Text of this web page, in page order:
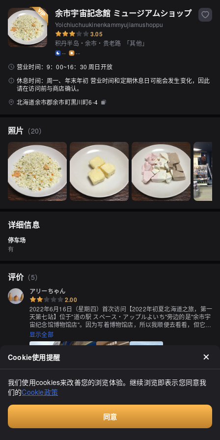
余市宇宙記念館 ミュージアムショップ
Yoichiuchuukinenkammyujiamushoppu
3.05
积丹半岛・余市・贵老路 「其他」
--
--
营业时间： 9：00~16：30 周日开放
休息时间： 周一、年末年初 营业时间和定期休息日可能会发生变化，因此
请在访问前与商店确认。
北海道余市郡余市町黒川町6-4
照片 （20）
详细信息
停车场
有
评价（5）
アリーちゃん
2.00
2022年6月16日（星期四）首次访问【2022年初夏北海道之旅，第一
天第七站】位于"道の駅 スペース・アップルよいち"旁边的是"余市宇
宙纪念馆博物馆店"。因为写着博物馆店，所以我顺便去看看，但它的
装修更接近普通的纪念品商店，让我有点失望。博物馆店的特色是有
超过10种宇宙食品。平常不太容易见到的宇宙食品和余市的特产一起
摆在那里。考虑到有很多对太空感兴趣的客人会来这里，我觉得如果
能多推出一些与太空相关的商品会更好。博物馆店的一角有一个写
着"视错觉之房“Step Trainer”"的奇怪地方。这个地方让人眼花缭乱，
但实际上是一条笔直的道路。然而，当你试图往前走时，会左摇右
晃，无法笔直行走。这是一个利用视错觉的空间，让我有一种奇妙的
体验。（我感到有点晕船，所以中途就回来了...）
显示全部
3.30
在工作途中，我去了余市的宇宙纪念馆博物馆商店。这里有许多太空
Cookie使用提醒
我们使用cookies来改善您的浏览体验。继续浏览即表示您同意我
们的Cookie政策
同意